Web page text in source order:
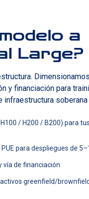
a
Large?
y financiación para
soberana
/ H200 / B200) para
para despliegues de
vía de financiación
greenfield/